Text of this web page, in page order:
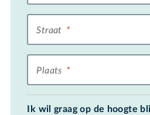
Straat *
Plaats *
Ik wil graag op de hoogte